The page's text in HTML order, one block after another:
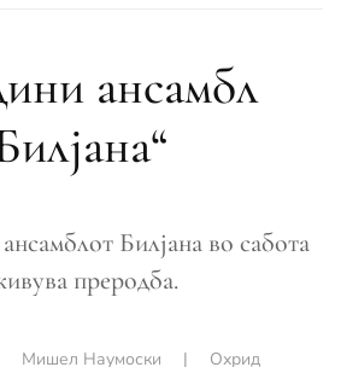
ансамбл
Билјана во сабота
преродба.
Мишел Наумоски | Охрид